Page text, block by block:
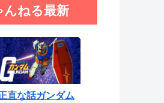
んねる最新
直な話ガンダム